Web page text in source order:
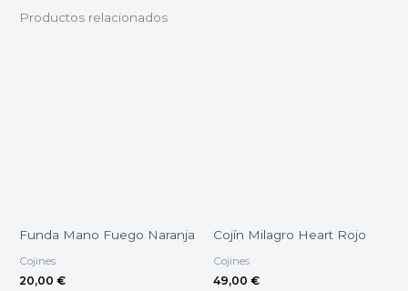
Productos relacionados
Funda Mano Fuego Naranja
Cojines
20,00 €
Cojín Milagro Heart Rojo
Cojines
49,00 €